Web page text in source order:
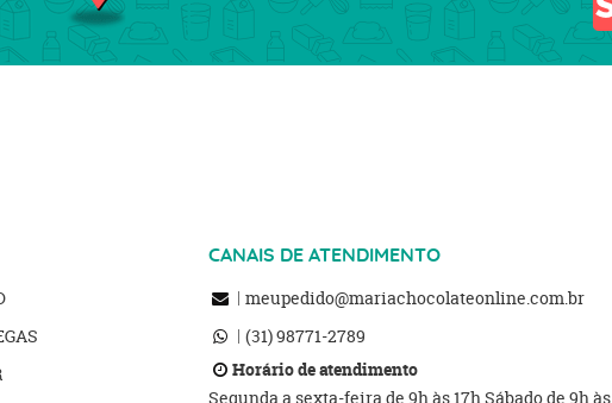
CANAIS DE ATENDIMENTO
meupedido@mariachocolateonline.com.br
(31)98771-2789
Horário de atendimento
Segunda a sexta-feira de 9h às 17h.Sábado de 9h às